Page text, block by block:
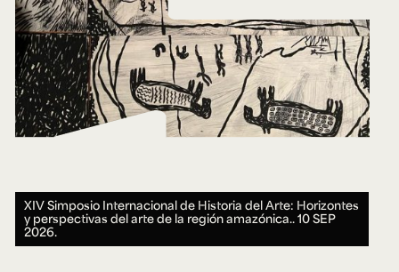
XIV Simposio Internacional de Historia del Arte: Horizontes
y perspectivas del arte de la región amazónica..10 SEP
2026.